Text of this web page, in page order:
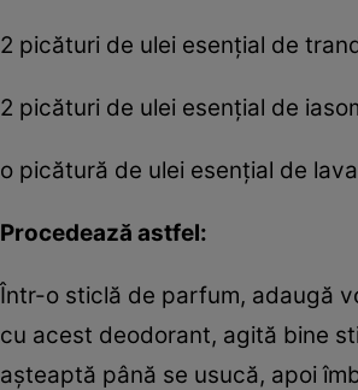
2 picături de ulei esenţial de
2 picături de ulei esenţial de
o picătură de ulei esenţial de
Procedează astfel:
Într-o sticlă de parfum, adaugă
cu acest deodorant, agită bine
aşteaptă până se usucă, apoi